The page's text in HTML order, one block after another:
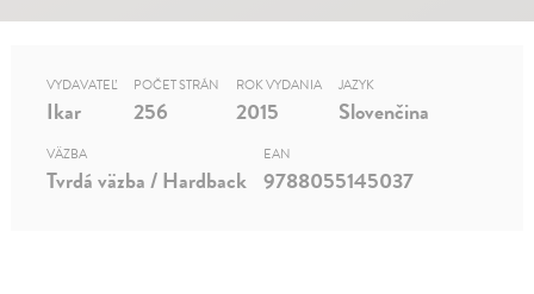
VYDAVATEĽ
Ikar
POČET STRÁN
256
ROK VYDANIA
2015
JAZYK
Slovenčina
VÄZBA
Tvrdá väzba / Hardback
EAN
9788055145037